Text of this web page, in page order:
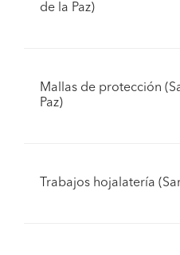
de la Paz)
Mallas de protección
Paz)
Trabajos hojalatería